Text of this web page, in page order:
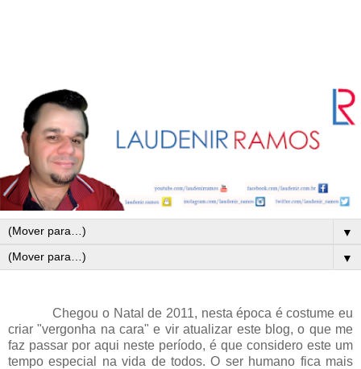
▼
▼
Chegou o Natal de 2011, nesta época é costume eu
criar "vergonha na cara" e vir atualizar este blog, o que me
faz passar por aqui neste período, é que considero este um
tempo especial na vida de todos. O ser humano fica mais